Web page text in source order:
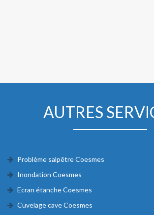
AUTRES
Problème salpêtre Coesmes
Inondation Coesmes
Ecran étanche Coesmes
Cuvelage cave Coesmes